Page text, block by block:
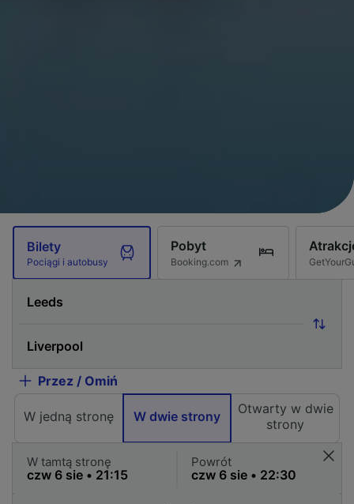
Bilety
Pociągi i autobusy
Pobyt
Booking.com
Przez / Omiń
W jedną stronę W dwie strony
Otwarty w dwie
strony
W tamtą stronę Powrót